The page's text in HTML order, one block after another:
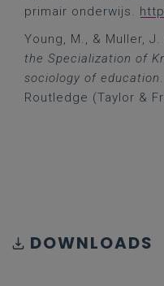
primair onderwijs.
Young, M., & Muller, J.
the Specialization of
sociology of education
Routledge (Taylor &
DOWNLOADS